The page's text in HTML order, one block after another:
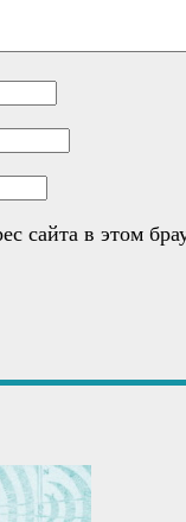
сайта в этом